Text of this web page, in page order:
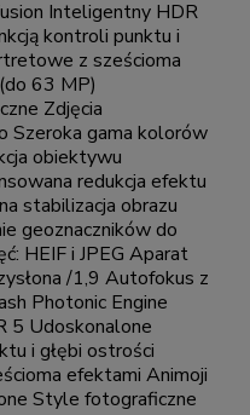
Inteligentny HDR
kontroli punktu i
z sześcioma
63 MP)
Zdjęcia
Szeroka gama kolorów
obiektywu
redukcja efektu
stabilizacja obrazu
geoznaczników do
HEIF i JPEG Aparat
/1,9 Autofokus z
Photonic Engine
5 Udoskonalone
i głębi ostrości
efektami Animoji
Style fotograficzne